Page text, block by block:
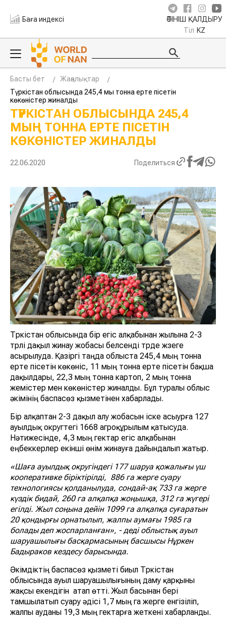
Баға индексі ӨТІНІШ ҚАЛДЫРУ
Тіл KZ
Басты бет
Жаңалықтар
Түркістан облысында 245,4 мың тонна ерте пісетін
көкөністер жиналды
ТҮРКІСТАН ОБЛЫСЫНДА 245,4
МЫҢ ТОННА ЕРТЕ ПІСЕТІН
КӨКӨНІСТЕР ЖИНАЛДЫ
22.06.2020 Поделиться
Түркістан облысында бір егіс алқабынан жылына 2-3
түрлі дақыл жинау жобасы белсенді түрде жүзеге
асырылуда. Қазіргі таңда облыста 245,4 мың тонна
ерте пісетін көкөніс, 11 мың тонна ерте пісетін бақша
дақылдары, 22,3 мың тонна картоп, 2 мың тонна
жемістер мен көкөністер жиналды. Бұл туралы облыс
әкімінің баспасөз қызметінен хабарлады.
Бір алқаптан 2-3 дақыл алу жобасын іске асыурға 127
ауылдық округтегі 1668 агроқұрылым қатысуда.
Нәтижесінде, 4,3 мың гектар егіс алқабынан
еңбеккерлер екінші өнім жинауға дайындалып жатыр.
«Шаға ауылдық округіндегі 177 шаруа қожалығы үш
кооперативке біріктірілді, 886 га жерге суару
технологиясы қолданылуда, сондай-ақ 733 га жерге
күздік бидай, 260 га алқапқа жоңышқа, 312 га жүгері
егілді. Жыл соңына дейін 1099 га алқапқа суғаратын
20 қондырғы орнатылып, жалпы аумағы 1985 га
болады деп жоспарланған», - деді облыстық ауыл
шаруашылығы басқармасының басшысы Нұркен
Бадыраков кездесу барысында.
Әкімдіктің баспасөз қызметі биыл Түркістан
облысында ауыл шаруашылығының даму қарқыны
жақсы екендігін атап өтті. Жыл басынан бері
тамшылатып суару әдісі 1,7 мың га жерге енгізіліп,
жалпы ауданы 19,3 мың гектарға жеткені хабарланды.